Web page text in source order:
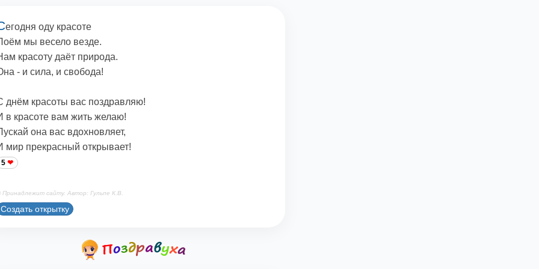
егодня оду красоте
мы весело везде.
красоту даёт природа.
- и сила, и свобода!
днём красоты вас поздравляю!
в красоте вам жить желаю!
она вас вдохновляет,
мир прекрасный открывает!
5
Принадлежит сайту. Автор: Гульпе К.В.
Создать открытку